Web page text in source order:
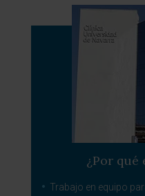
¿Por qué
Trabajo en equipo